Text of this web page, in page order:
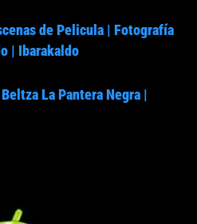
de Pelicula | Fotografía
| Ibarakaldo
La Pantera Negra |